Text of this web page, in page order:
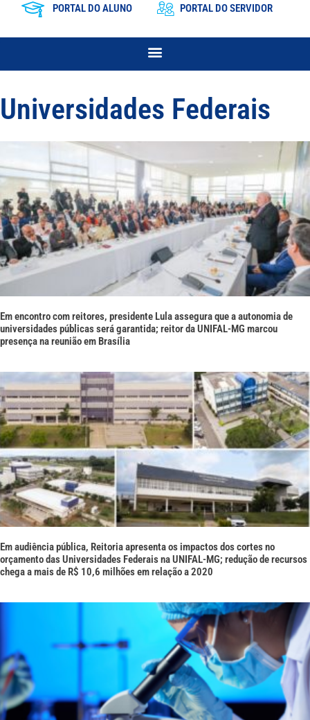
PORTAL DO ALUNO PORTAL DO SERVIDOR
Universidades Federais
Em encontro com reitores, presidente Lula assegura que a autonomia de
universidades públicas será garantida; reitor da UNIFAL-MG marcou
presença na reunião em Brasília
Em audiência pública, Reitoria apresenta os impactos dos cortes no
orçamento das Universidades Federais na UNIFAL-MG; redução de recursos
chega a mais de R$ 10,6 milhões em relação a 2020